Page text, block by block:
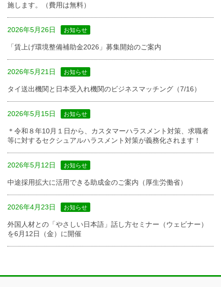
施します。（費用は無料）
2026年5月26日 お知らせ
「賃上げ環境整備補助金2026」募集開始のご案内
2026年5月21日 お知らせ
タイ送出機関と日本受入れ機関のビジネスマッチング（7/16）
2026年5月15日 お知らせ
＊令和８年10月１日から、カスタマーハラスメント対策、求職者
等に対するセクシュアルハラスメント対策が義務化されます！
2026年5月12日 お知らせ
中途採用拡大に活用できる助成金のご案内（厚生労働省）
2026年4月23日 お知らせ
外国人材との「やさしい日本語」話し方セミナー（ウェビナー）
を6月12日（金）に開催